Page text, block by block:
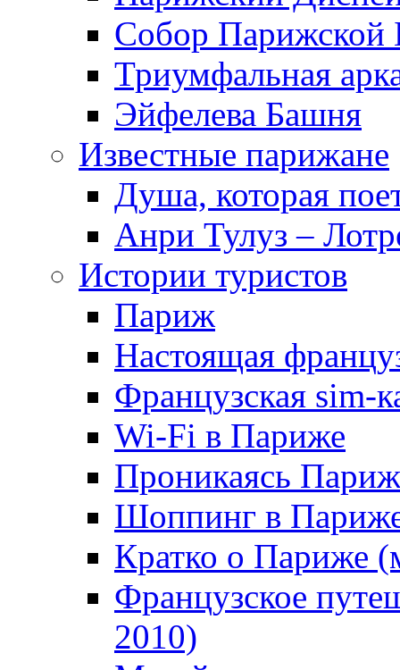
Собор Парижской
Триумфальная
Эйфелева Башня
Известные парижане
Душа, которая
Анри Тулуз –
Истории туристов
Париж
Настоящая
Французская sim-
Wi-Fi в Париже
Проникаясь
Шоппинг в
Кратко о Париже
Французское
2010)